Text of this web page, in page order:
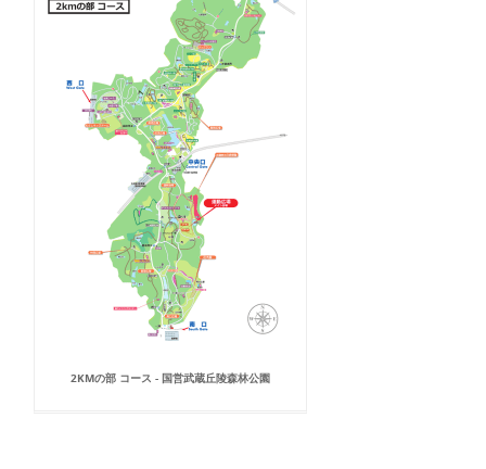
2KMの部 コース - 国営武蔵丘陵森林公園